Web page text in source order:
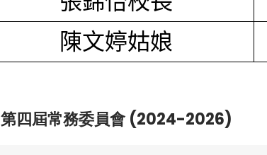
陳文婷姑娘
第四屆常務委員會 (2024-2026)